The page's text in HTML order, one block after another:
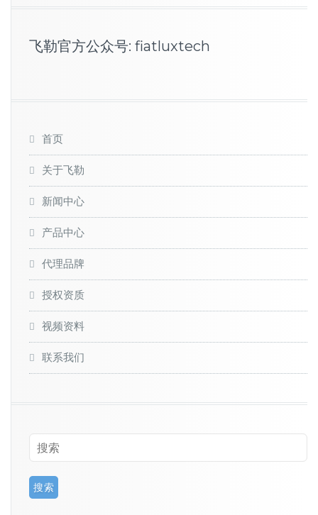
飞勒官方公众号: fiatluxtech
首页
关于飞勒
新闻中心
产品中心
代理品牌
授权资质
视频资料
联系我们